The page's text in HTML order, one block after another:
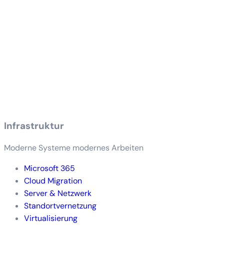
Infrastruktur
Moderne Systeme modernes Arbeiten
Microsoft 365
Cloud Migration
Server & Netzwerk
Standortvernetzung
Virtualisierung